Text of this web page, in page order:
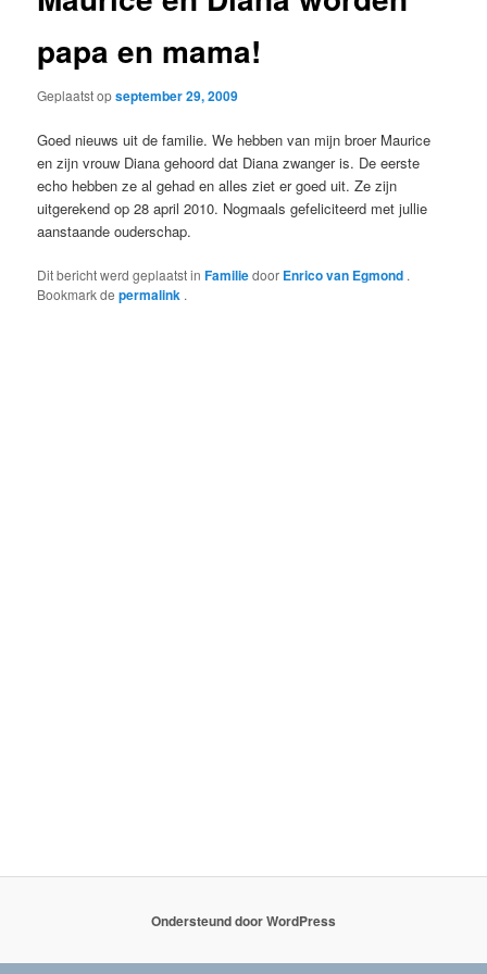
papa en mama!
Geplaatst opseptember 29, 2009
Goed nieuws uit de familie. We hebben van mijn broer Maurice
en zijn vrouw Diana gehoord dat Diana zwanger is. De eerste
echo hebben ze al gehad en alles ziet er goed uit. Ze zijn
uitgerekend op 28 april 2010. Nogmaals gefeliciteerd met jullie
aanstaande ouderschap.
Dit bericht werd geplaatst inFamiliedoor Enrico van Egmond .
Bookmark depermalink .
Ondersteund door WordPress